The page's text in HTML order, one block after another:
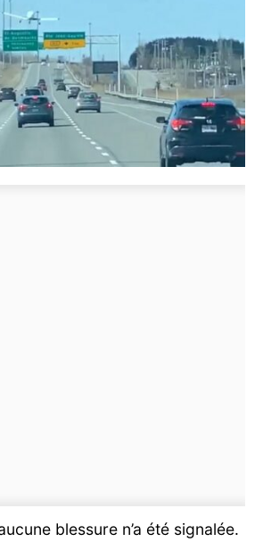
blessure n’a été signalée.